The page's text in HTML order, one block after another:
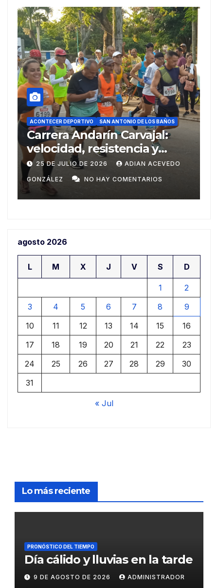
SAN ANTONIO DE LOS BAÑOS
Andarín Carvajal:
resistencia y
deportivo en su 38
DE 2026 ADIAN ACEVEDO
NO HAY COMENTARIOS
ACONTECER DEPORTIVO
SAN ANTONIO DE LOS
Del
Domingo
20 DE JULIO DE
GONZÁLEZ
agosto 2026
L M X J V S D
1
2
3
4 5 6 7 8
9
10
11 12 13 14 15
16
17
18 19 20 21 22
23
24
25 26 27 28 29
30
31
« Jul
Lo más reciente
PRONÓSTICO DEL TIEMPO
Día cálido y lluvias en la tarde
9 DE AGOSTO DE 2026 ADMINISTRADOR